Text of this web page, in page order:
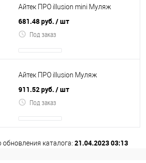
Айтек ПРО illusion mini Муляж
681.48 руб. / шт
Под заказ
Айтек ПРО illusion Муляж
911.52 руб. / шт
Под заказ
обновления каталога: 21.04.2023 03:13